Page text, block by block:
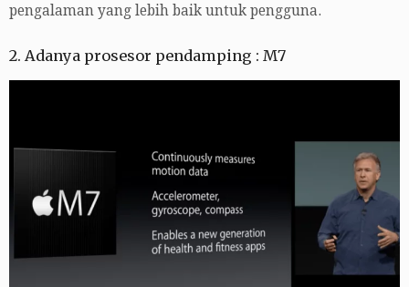
pengalaman yang lebih baik untuk pengguna.
2. Adanya prosesor pendamping : M7